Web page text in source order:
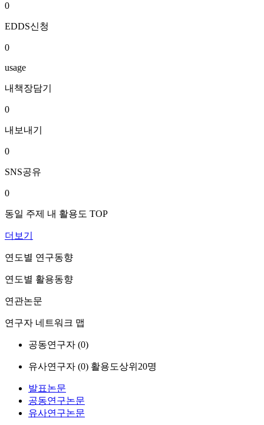
0
EDDS신청
0
usage
내책장담기
0
내보내기
0
SNS공유
0
동일 주제 내 활용도 TOP
더보기
연도별 연구동향
연도별 활용동향
연관논문
연구자 네트워크 맵
공동연구자 (0)
유사연구자 (0) 활용도상위20명
발표논문
공동연구논문
유사연구논문